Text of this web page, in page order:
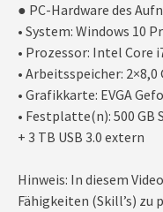
● PC-Hardware des
• System: Windows 10
• Prozessor: Intel Core
• Arbeitsspeicher: 2×8,0
• Grafikkarte: EVGA
• Festplatte(n): 500 GB
+ 3 TB USB 3.0 extern
Hinweis: In diesem
Fähigkeiten (Skill’s) zu